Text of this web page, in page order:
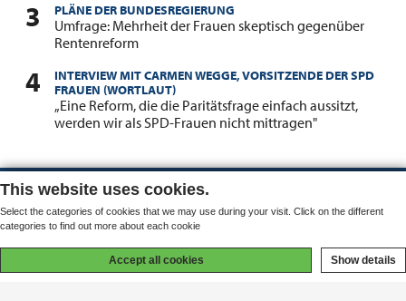
PLÄNE DER BUNDESREGIERUNG
:Umfrage: Mehrheit der Frauen skeptisch gegenüber
Rentenreform
INTERVIEW MIT CARMEN WEGGE, VORSITZENDE DER SPD
FRAUEN (WORTLAUT)
„Eine Reform, die die Paritätsfrage einfach aussitzt,
werden wir als SPD-Frauen nicht mittragen"
© zwd-Medien-GmbH 2026
Service
Mediadaten
Ressorts
Frauen
This website uses cookies.
Select the categories of cookies that we may use during your visit. Click on the different
categories to find out more about each cookie
Accept all cookies Show details